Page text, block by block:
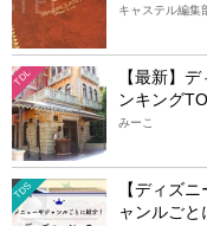
キャステル編集
TDL
【最新】
ンキング
みーこ
TDS
【ディズ
ャンルごと